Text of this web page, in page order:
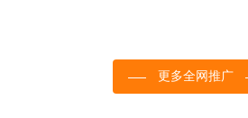
更多全网推广